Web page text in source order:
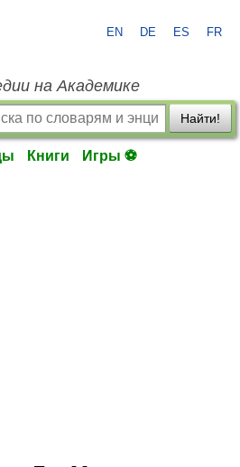
EN DE ES FR
на Академике
Найти!
Книги Игры ⚽